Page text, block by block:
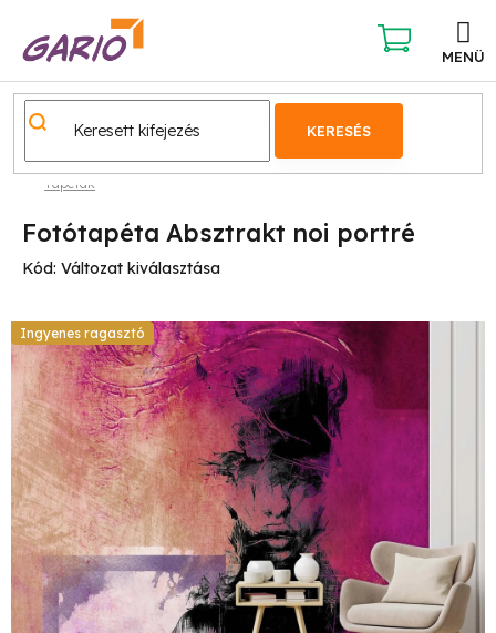
KERESÉS
KOSÁR
Tapéták
Fotótapéta Absztrakt noi portré
Kód: Változat kiválasztása
Ingyenes ragasztó